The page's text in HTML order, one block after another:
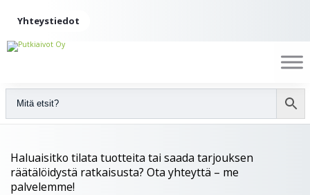
Yhteystiedot
Haluaisitko tilata tuotteita tai saada tarjouksen
räätälöidystä ratkaisusta? Ota yhteyttä – me
palvelemme!